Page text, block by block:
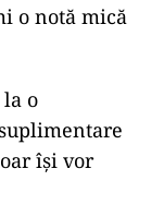
o notă mică
o
își vor